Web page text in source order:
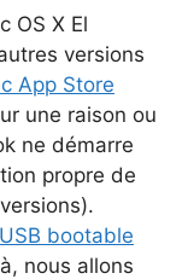
OS X El
versions
App Store
une raison ou
ne démarre
propre de
bootable
nous allons